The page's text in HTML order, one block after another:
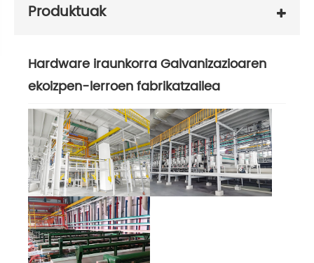
Produktuak
Hardware iraunkorra Galvanizazioaren
ekoizpen-lerroen fabrikatzailea